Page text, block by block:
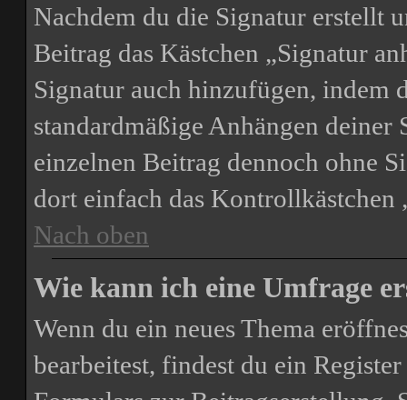
Nachdem du die Signatur erstellt
Beitrag das Kästchen „Signatur
Signatur auch hinzufügen, indem
standardmäßige Anhängen
einzelnen Beitrag dennoch ohne
dort einfach das Kontrollkästchen
Nach oben
Wie kann ich eine Umfrage
Wenn du ein neues Thema
bearbeitest, findest du ein